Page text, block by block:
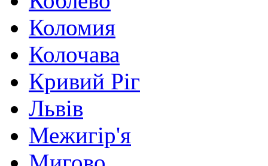
Коломия
Колочава
Кривий Ріг
Львів
Межигір'я